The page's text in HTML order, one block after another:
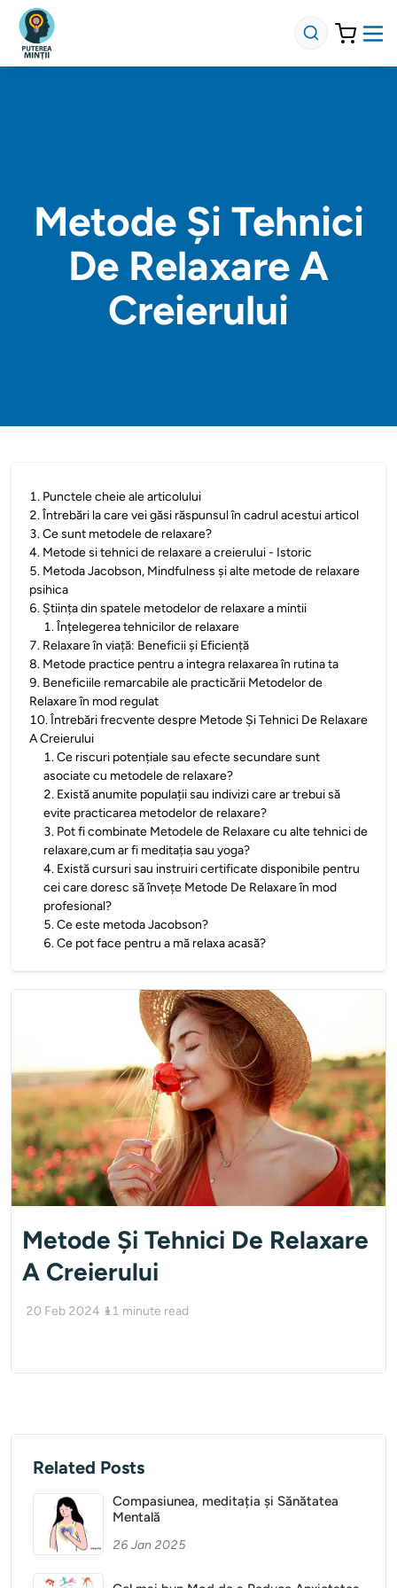
Metode Și Tehnici
De Relaxare A
Creierului
1. Punctele cheie ale articolului
2.Întrebări la care vei găsi răspunsul în cadrul acestui articol
3.Ce sunt metodele de relaxare?
4. Metode si tehnici de relaxare a creierului - Istoric
5. Metoda Jacobson, Mindfulness și alte metode de relaxare
psihica
6. Știința din spatele metodelor de relaxare a mintii
1.Înțelegerea tehnicilor de relaxare
7. Relaxare în viață: Beneficii și Eficiență
8. Metode practice pentru a integra relaxarea în rutina ta
9. Beneficiile remarcabile ale practicării Metodelor de
Relaxare în mod regulat
10.Întrebări frecvente despre Metode Și Tehnici De Relaxare
A Creierului
1.Ce riscuri potențiale sau efecte secundare sunt
asociate cu metodele de relaxare?
2. Există anumite populații sau indivizi care ar trebui să
evite practicarea metodelor de relaxare?
3. Pot fi combinate Metodele de Relaxare cu alte tehnici de
relaxare,cum ar fi meditația sau yoga?
4. Există cursuri sau instruiri certificate disponibile pentru
cei care doresc să învețe Metode De Relaxare în mod
profesional?
5.Ce este metoda Jacobson?
6.Ce pot face pentru a mă relaxa acasă?
Metode Și Tehnici De Relaxare
A Creierului
20 Feb 2024 11 minute read
Related Posts
Compasiunea, meditația și Sănătatea
Mentală
26 Jan 2025